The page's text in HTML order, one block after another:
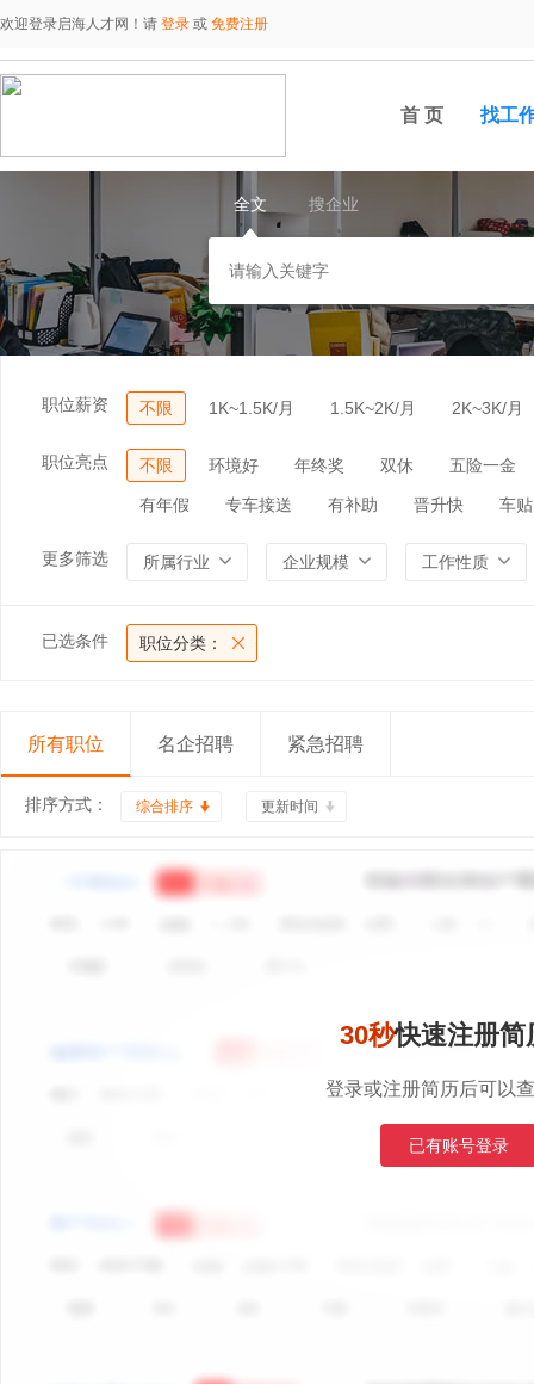
欢迎登录启海人才网！请 登录 或 免费注册
首 页 找工
全文 搜企业
职位薪资 不限 1K~1.5K/月 1.5K~2K/月 2K~3K/月
职位亮点 不限 环境好 年终奖 双休 五险一金
有年假 专车接送 有补助 晋升快 车贴
更多筛选 所属行业 企业规模 工作性质
已选条件 职位分类：
所有职位 名企招聘 紧急招聘
排序方式： 综合排序 更新时间
30秒快速注册简
登录或注册简历后可以
已有账号登录